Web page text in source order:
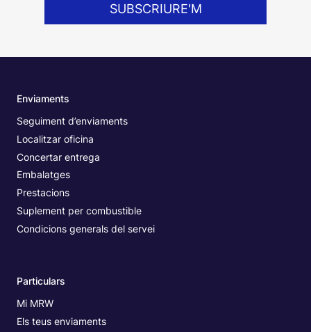
SUBSCRIURE'M
Enviaments
Seguiment d’enviaments
Localitzar oficina
Concertar entrega
Embalatges
Prestacions
Suplement per combustible
Condicions generals del servei
Particulars
Mi MRW
Els teus enviaments